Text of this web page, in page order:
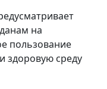
на
пользование
здоровую среду